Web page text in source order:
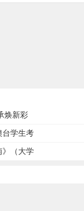
焕新彩
台学生考
》（大学